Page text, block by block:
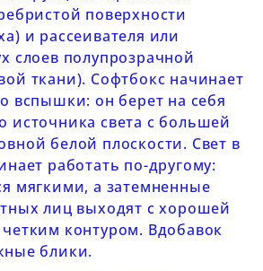
поверхности
и рассеивателя или
слоев полупрозрачной
ткани). Софтбокс начинает
вспышки: он берет на себя
источника света с большей
белой плоскости. Свет в
работать по-другому:
мягкими, а затемненные
лиц выходят с хорошей
контуром. Вдобавок
блики.